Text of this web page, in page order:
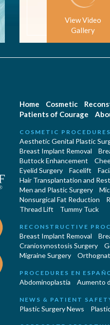
View Video
Gallery
Home Cosmetic
Patients of Courage
COSMETIC PROCEDURES
Aesthetic Genital Plastic
Breast Implant Removal
Buttock Enhancement
Eyelid Surgery
Facelift
Hair Transplantation and
Men and Plastic Surgery
Nonsurgical Fat Reduction
Thread Lift
Tummy Tuck
RECONSTRUCTIVE
Breast Implant Removal
Craniosynostosis Surgery
Migraine Surgery
PROCEDURES EN
Abdominoplastía Aumento
NEWS & PATIENT
Plastic Surgery News